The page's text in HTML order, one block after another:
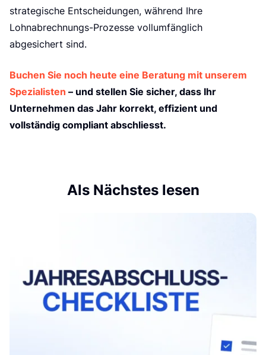
e
strategische Entscheidungen, während Ihre
Lohnabrechnungs-Prozesse vollumfänglich
abgesichert sind.
Buchen Sie noch heute eine Beratung mit unserem
Spezialisten – und stellen Sie sicher, dass Ihr
Unternehmen das Jahr korrekt, effizient und
vollständig compliant abschliesst.
Als Nächstes lesen